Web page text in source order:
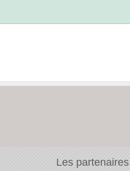
Les